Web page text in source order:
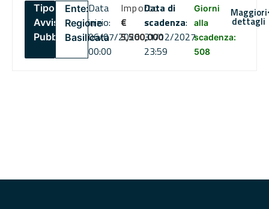
Tipo:
Avviso
Pubblico
Ente:
Regione
Basilicata
Data
inizio:
06/07/2026
00:00
Importo
€
5,500,000
Data di
scadenza:
31/12/2027
23:59
Giorni
alla
scadenza:
508
Maggiori
dettagli